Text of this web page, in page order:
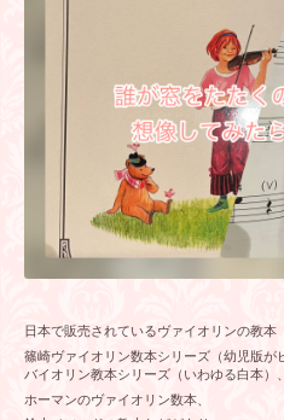
日本で販売されているヴァイオリンの教本
篠崎ヴァイオリン数本シリーズ（幼児版
バイオリン教本シリーズ（いわゆる白本）、
ホーマンのヴァイオリン数本、